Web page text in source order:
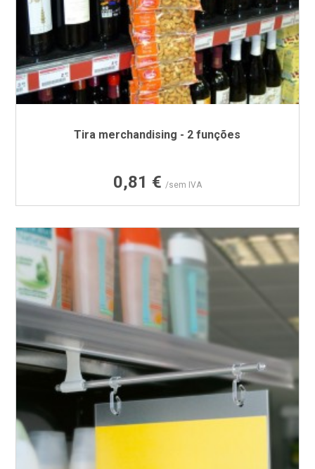
Tira merchandising - 2 funções
Preço
0,81 € /sem IVA